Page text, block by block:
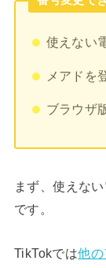
使えない
メアドを
ブラウザ
まず、使えな
です。
TikTokでは他